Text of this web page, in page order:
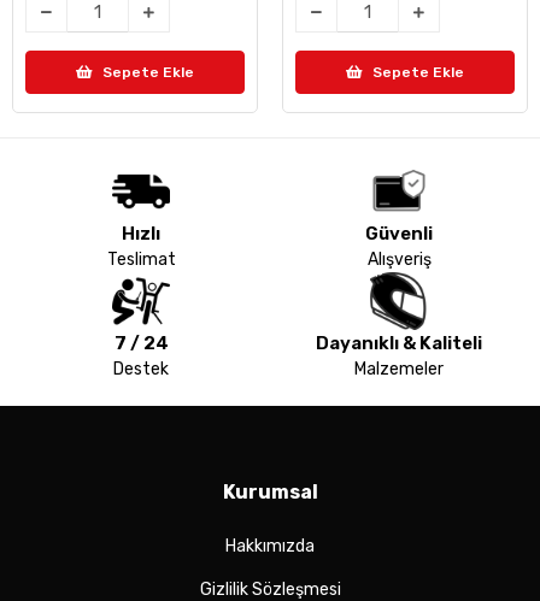
Sepete Ekle Sepete Ekle
Hızlı
Teslimat
Güvenli
Alışveriş
7 / 24
Destek
Dayanıklı & Kaliteli
Malzemeler
Kurumsal
Hakkımızda
Gizlilik Sözleşmesi